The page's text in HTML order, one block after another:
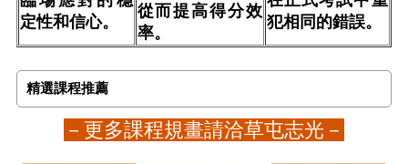
定性和信心。
從而提高得分效
率。
犯相同的錯誤。
精選課程推薦
－更多課程規畫請洽草屯志光－